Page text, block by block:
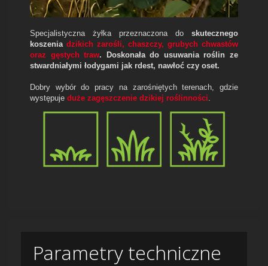
Specjalistyczna żyłka przeznaczona do skutecznego
koszenia dzikich zarośli, chaszczy, grubych chwastów
oraz gęstych traw. Doskonała do usuwania roślin ze
stwardniałymi łodygami jak rdest, nawłoć czy oset.
Dobry wybór do pracy na zarośniętych terenach, gdzie
występuje duże zagęszczenie dzikiej roślinności.
Parametry techniczne